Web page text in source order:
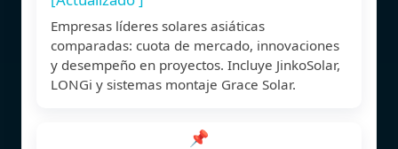
Empresas líderes solares asiáticas
comparadas: cuota de mercado, innovaciones
y desempeño en proyectos. Incluye JinkoSolar,
LONGi y sistemas montaje Grace Solar.
📌